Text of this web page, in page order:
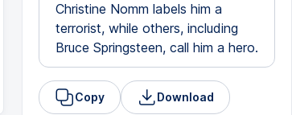
Christine Nomm labels him a
terrorist, while others, including
Bruce Springsteen, call him a hero.
Copy Download